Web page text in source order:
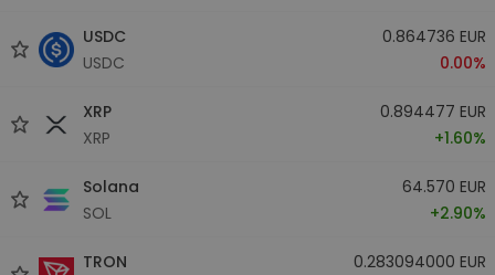
USDC
USDC
0.864736 EUR
0.00%
XRP
XRP
0.894477 EUR
+1.60%
Solana
SOL
64.570 EUR
+2.90%
TRON
0.283094000 EUR